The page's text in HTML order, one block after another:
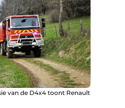
van de D4x4 toont Renault